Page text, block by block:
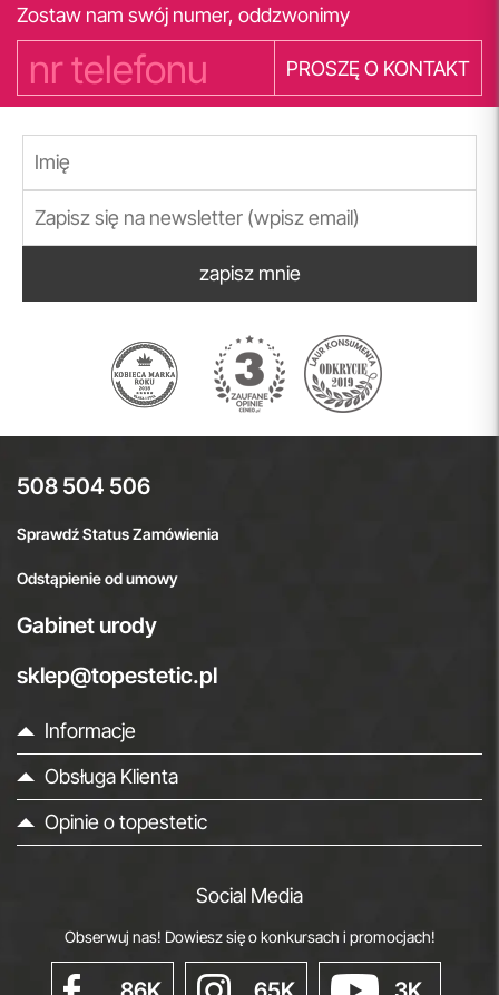
Zostaw nam swój numer, oddzwonimy
PROSZĘ O KONTAKT
zapisz mnie
508 504 506
Sprawdź Status Zamówienia
Odstąpienie od umowy
Gabinet urody
sklep@topestetic.pl
Informacje
Obsługa Klienta
Opinie o topestetic
Social Media
Obserwuj nas! Dowiesz się o konkursach i promocjach!